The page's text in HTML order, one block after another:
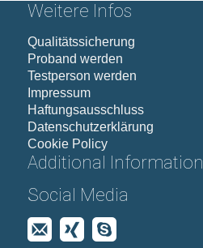
Weitere Infos
Qualitätssicherung
Proband werden
Testperson werden
Impressum
Haftungsausschluss
Datenschutzerklärung
Cookie Policy
Additional Information
Social Media